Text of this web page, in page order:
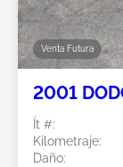
Venta Futura
2001
Ít #:
Kilometraje:
Daño: